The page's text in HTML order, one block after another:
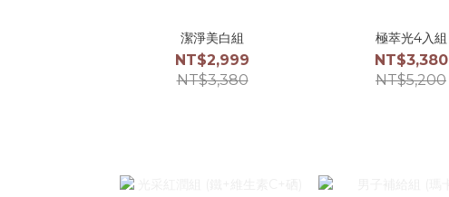
潔淨美白組
NT$2,999
NT$3,380
極萃光4入組
NT$3,380
NT$5,200